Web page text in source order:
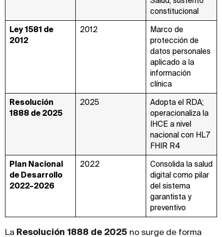
constitucional
Ley 1581 de
2012
2012
Marco de
protección de
datos personales
aplicado a la
información
clínica
Resolución
1888 de 2025
2025
Adopta el RDA;
operacionaliza la
IHCE a nivel
nacional con HL7
FHIR R4
Plan Nacional
de Desarrollo
2022–2026
2022
Consolida la salud
digital como pilar
del sistema
garantista y
preventivo
La Resolución 1888 de 2025 no surge de forma